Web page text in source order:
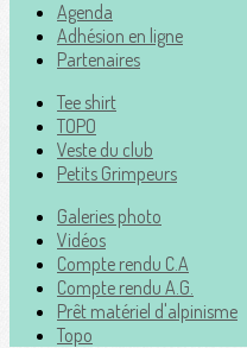
Agenda
Adhésion en ligne
Partenaires
Tee shirt
TOPO
Veste du club
Petits Grimpeurs
Galeries photo
Vidéos
Compte rendu C.A
Compte rendu A.G.
Prêt matériel d'alpinisme
Topo